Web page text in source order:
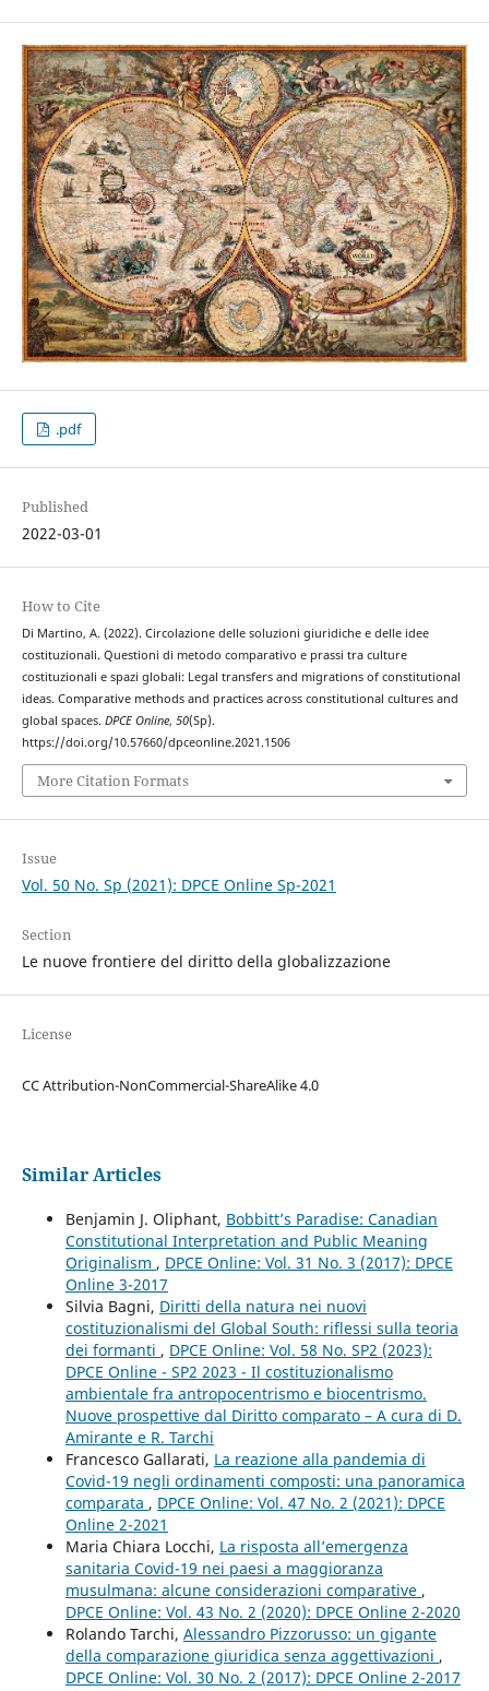
.pdf
Published
2022-03-01
How to Cite
Di Martino, A. (2022). Circolazione delle soluzioni giuridiche e delle idee
costituzionali. Questioni di metodo comparativo e prassi tra culture
costituzionali e spazi globali: Legal transfers and migrations of constitutional
ideas. Comparative methods and practices across constitutional cultures and
global spaces. DPCE Online, 50(Sp).
https://doi.org/10.57660/dpceonline.2021.1506
More Citation Formats
Issue
Vol. 50 No. Sp (2021): DPCE Online Sp-2021
Section
Le nuove frontiere del diritto della globalizzazione
License
CC Attribution-NonCommercial-ShareAlike 4.0
Similar Articles
Benjamin J. Oliphant, Bobbitt’s Paradise: Canadian
Constitutional Interpretation and Public Meaning
Originalism , DPCE Online: Vol. 31 No. 3 (2017): DPCE
Online 3-2017
Silvia Bagni, Diritti della natura nei nuovi
costituzionalismi del Global South: riflessi sulla teoria
dei formanti , DPCE Online: Vol. 58 No. SP2 (2023):
DPCE Online - SP2 2023 - Il costituzionalismo
ambientale fra antropocentrismo e biocentrismo.
Nuove prospettive dal Diritto comparato – A cura di D.
Amirante e R. Tarchi
Francesco Gallarati, La reazione alla pandemia di
Covid-19 negli ordinamenti composti: una panoramica
comparata , DPCE Online: Vol. 47 No. 2 (2021): DPCE
Online 2-2021
Maria Chiara Locchi, La risposta all’emergenza
sanitaria Covid-19 nei paesi a maggioranza
musulmana: alcune considerazioni comparative ,
DPCE Online: Vol. 43 No. 2 (2020): DPCE Online 2-2020
Rolando Tarchi, Alessandro Pizzorusso: un gigante
della comparazione giuridica senza aggettivazioni ,
DPCE Online: Vol. 30 No. 2 (2017): DPCE Online 2-2017